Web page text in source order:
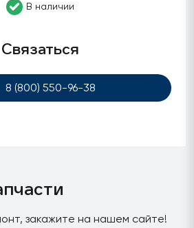
В наличии
Связаться
8 (800) 550-96-38
закажите на нашем сайте!